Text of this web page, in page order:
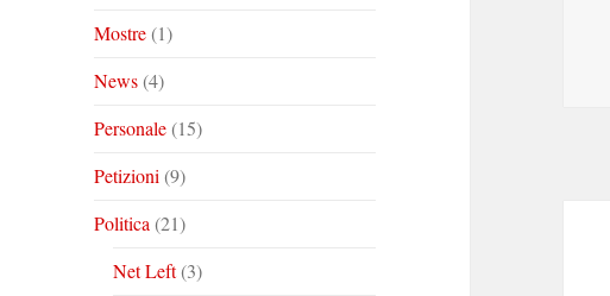
Mostre(1)
News(4)
Personale(15)
Petizioni (9)
Politica (21)
Net Left(3)